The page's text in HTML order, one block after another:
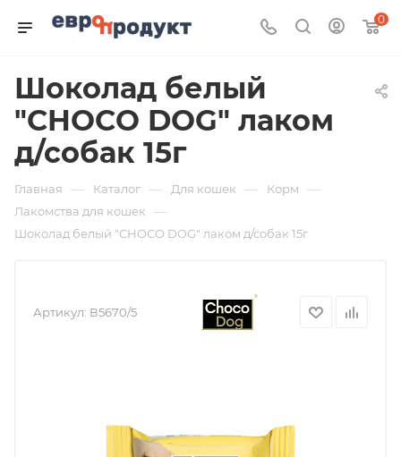
0
Шоколад белый
"CHOCO DOG" лаком
д/собак 15г
Главная — Каталог — Для кошек — Корм —
Лакомства для кошек —
Шоколад белый "CHOCO DOG" лаком д/собак 15г
Артикул: В5670/5